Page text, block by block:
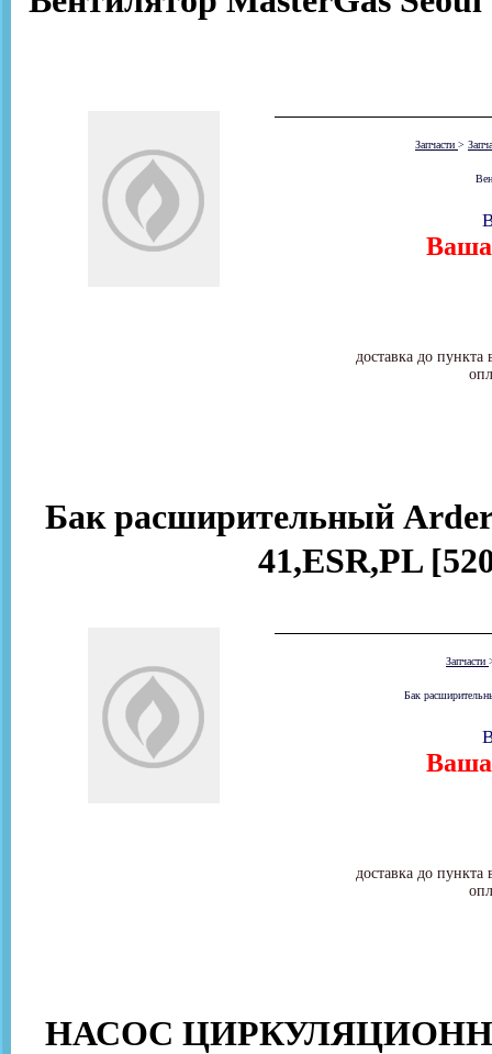
Запчасти >
Ваша
доставка до
Бак расширительный
41,ESR,PL
Запчасти
Бак
Ваша
доставка до
НАСОС